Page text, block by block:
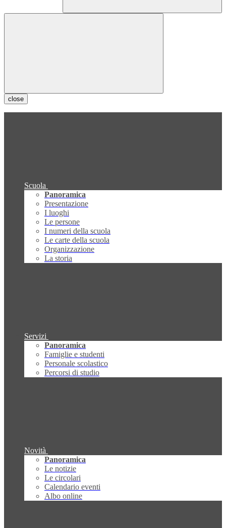
close
Scuola
Panoramica
Presentazione
I luoghi
Le persone
I numeri della scuola
Le carte della scuola
Organizzazione
La storia
Servizi
Panoramica
Famiglie e studenti
Personale scolastico
Percorsi di studio
Novità
Panoramica
Le notizie
Le circolari
Calendario eventi
Albo online